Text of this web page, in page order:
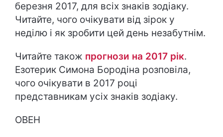
березня 2017, для всіх знаків зодіаку.
Читайте, чого очікувати від зірок у
неділю і як зробити цей день незабутнім.
Читайте також прогнози на 2017 рік.
Езотерик Симона Бородіна розповіла,
чого очікувати в 2017 році
представникам усіх знаків зодіаку.
ОВЕН